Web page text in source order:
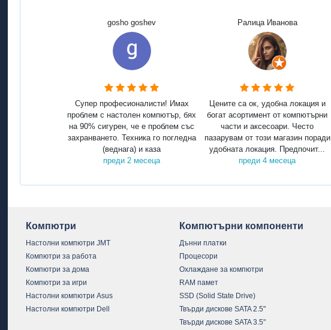
gosho goshev
Супер професионалисти! Имах
проблем с настолен компютър, бях
на 90% сигурен, че е проблем със
захранването. Техника го погледна
(веднага) и каза
преди 2 месеца
Ралица Иванова
Цените са ок, удобна локация и
богат асортимент от компютърни
части и аксесоари. Често
пазарувам от този магазин поради
удобната локация. Предпочит...
преди 4 месеца
Компютри
Настолни компютри JMT
Компютри за работа
Компютри за дома
Компютри за игри
Настолни компютри Asus
Настолни компютри Dell
Компютърни компоненти
Дънни платки
Процесори
Охлаждане за компютри
RAM памет
SSD (Solid State Drive)
Твърди дискове SATA 2.5"
Твърди дискове SATA 3.5"